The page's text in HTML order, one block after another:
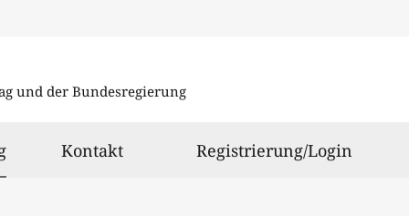
und der Bundesregierung
ausgewählt
Kontakt Registrierung/Login